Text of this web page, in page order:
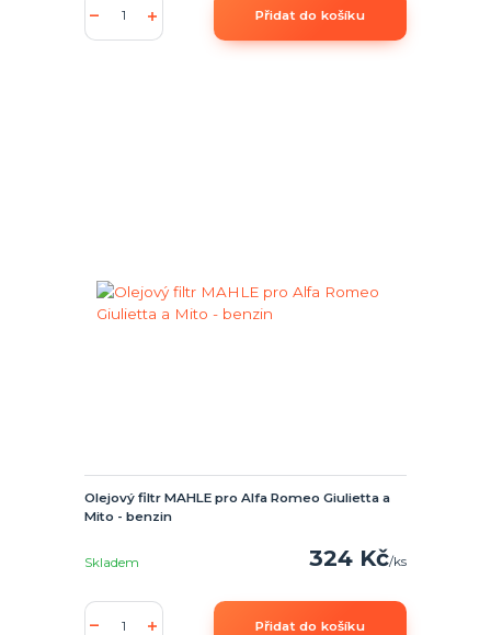
Přidat do košíku
Olejový filtr MAHLE pro Alfa Romeo Giulietta a
Mito - benzin
324 Kč/ks
Skladem
Přidat do košíku